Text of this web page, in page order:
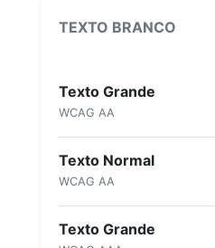
TEXTO BRANCO
Texto Grande
WCAG AA
Texto Normal
WCAG AA
Texto Grande